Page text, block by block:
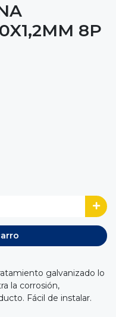
8P
galvanizado lo
la corrosión,
Fácil de instalar.